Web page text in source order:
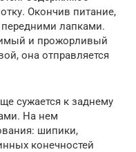
Окончив питание,
лапками.
и прожорливый
она отправляется
сужается к заднему
На нем
шипики,
конечностей